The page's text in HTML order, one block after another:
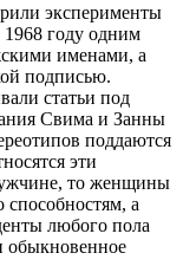
эксперименты
году одним
именами, а
подписью.
статьи под
Свима и Занны
поддаются
эти
то женщины
а
любого пола
обыкновенное